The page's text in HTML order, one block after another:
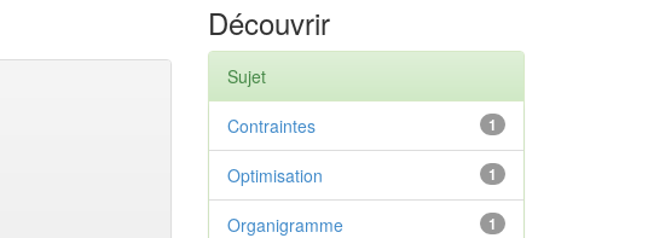
Découvrir
Sujet
1
Contraintes
1
Optimisation
1
Organigramme